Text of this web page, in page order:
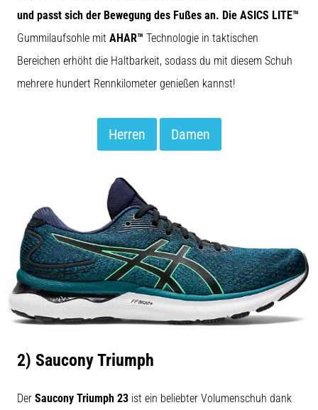
und passt sich der Bewegung des Fußes an. Die ASICS LITE™
Gummilaufsohle mit AHAR™ Technologie in taktischen
Bereichen erhöht die Haltbarkeit, sodass du mit diesem Schuh
mehrere hundert Rennkilometer genießen kannst!
Herren Damen
2) Saucony Triumph
Der Saucony Triumph 23 ist ein beliebter Volumenschuh dank